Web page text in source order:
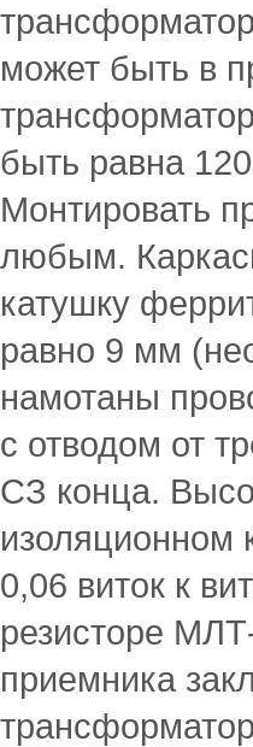
может быть в
быть равна
Монтировать
любым.
катушку
равно 9 мм
намотаны
с отводом от
СЗ конца.
0,06 виток к
резисторе
приемника